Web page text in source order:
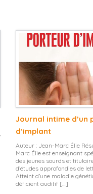
Journal intime d’un
d’implant
Auteur : Jean-Marc Élie
Marc Élie est enseignant
des jeunes sourds et
d’études approfondies de
Atteint d’une maladie
déficient auditif […]